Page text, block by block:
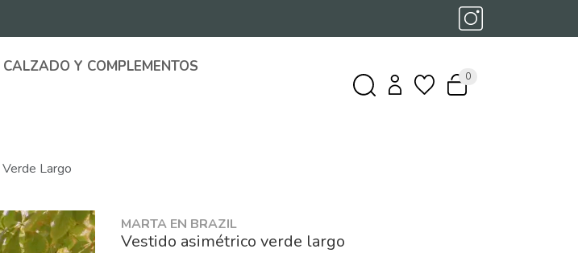
CALZADO Y COMPLEMENTOS
0
Largo
MARTA EN BRAZIL
Vestido asimétrico verde largo